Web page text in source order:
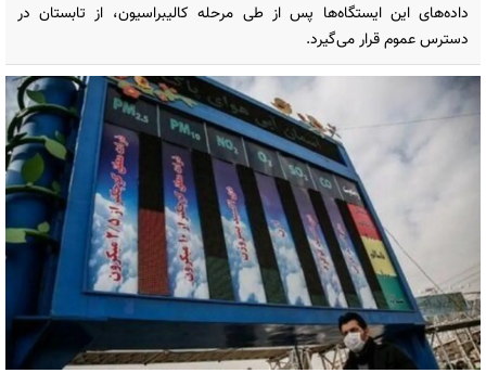
داده‌های این ایستگاه‌ها پس از طی مرحله کالیبراسیون، از تابستان در
دسترس عموم قرار می‌گیرد.